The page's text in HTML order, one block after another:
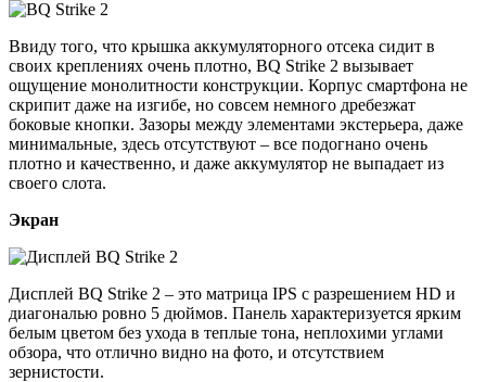
Ввиду того, что крышка аккумуляторного отсека сидит в
своих креплениях очень плотно, BQ Strike 2 вызывает
ощущение монолитности конструкции. Корпус смартфона не
скрипит даже на изгибе, но совсем немного дребезжат
боковые кнопки. Зазоры между элементами экстерьера, даже
минимальные, здесь отсутствуют – все подогнано очень
плотно и качественно, и даже аккумулятор не выпадает из
своего слота.
Экран
Дисплей BQ Strike 2 – это матрица IPS с разрешением HD и
диагональю ровно 5 дюймов. Панель характеризуется ярким
белым цветом без ухода в теплые тона, неплохими углами
обзора, что отлично видно на фото, и отсутствием
зернистости.